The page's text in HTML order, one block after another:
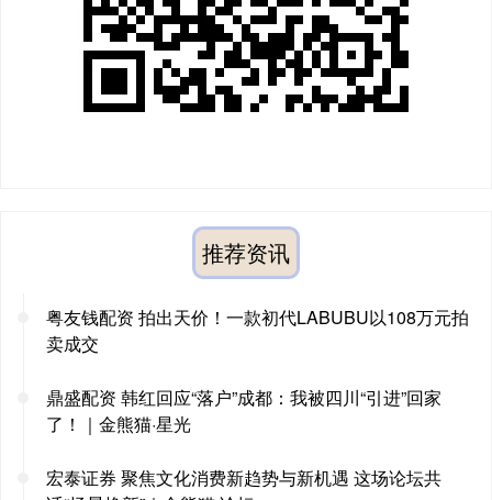
推荐资讯
粤友钱配资 拍出天价！一款初代LABUBU以108万元拍
卖成交
鼎盛配资 韩红回应“落户”成都：我被四川“引进”回家
了！｜金熊猫·星光
宏泰证券 聚焦文化消费新趋势与新机遇 这场论坛共